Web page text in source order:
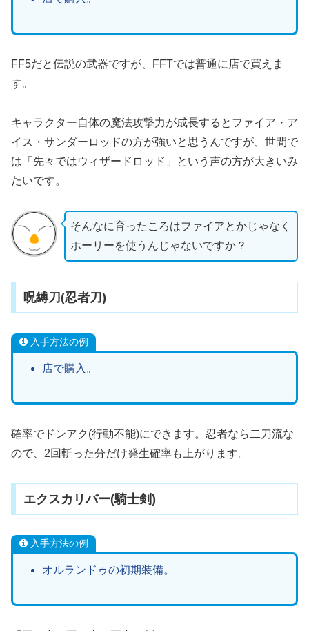
FF5だと伝説の武器ですが、FFTでは普通に店で買えま
す。
キャラクター自体の魔法攻撃力が成長するとファイア・ア
イス・サンダーロッドの方が強いと思うんですが、世間で
は「先々ではウィザードロッド」という声の方が大きいみ
たいです。
そんなに育ったころはファイアとかじゃなく
ホーリーを使うんじゃないですか？
呪縛刀(忍者刀)
入手方法の例
店で購入。
確率でドンアク(行動不能)にできます。忍者なら二刀流な
ので、2回斬った分だけ発生確率も上がります。
エクスカリバー(騎士剣)
入手方法の例
オルランドゥの初期装備。